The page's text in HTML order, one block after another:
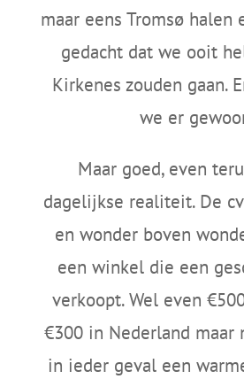
maar eens Tromsø halen
gedacht dat we ooit
Kirkenes zouden gaan.
we er
Maar goed, even
dagelijkse realiteit. De
en wonder boven
een winkel die een
verkoopt. Wel even
€300 in Nederland maar
in ieder geval een